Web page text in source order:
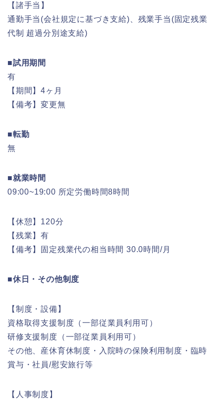
【諸手当】
通勤手当(会社規定に基づき支給)、残業手当(固定残業
代制 超過分別途支給)
■試用期間
有
【期間】4ヶ月
【備考】変更無
■転勤
無
■就業時間
09:00~19:00 所定労働時間8時間
【休憩】120分
【残業】有
【備考】固定残業代の相当時間 30.0時間/月
■休日・その他制度
【制度・設備】
資格取得支援制度（一部従業員利用可）
研修支援制度（一部従業員利用可）
その他、産休育休制度・入院時の保険利用制度・臨時
賞与・社員/慰安旅行等
【人事制度】